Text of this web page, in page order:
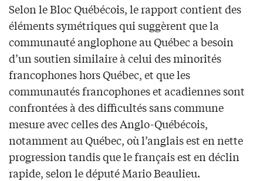
Selon le Bloc Québécois, le rapport contient des
éléments symétriques qui suggèrent que la
communauté anglophone au Québec a besoin
d’un soutien similaire à celui des minorités
francophones hors Québec, et que les
communautés francophones et acadiennes sont
confrontées à des difficultés sans commune
mesure avec celles des Anglo-Québécois,
notamment au Québec, où l’anglais est en nette
progression tandis que le français est en déclin
rapide, selon le député Mario Beaulieu.